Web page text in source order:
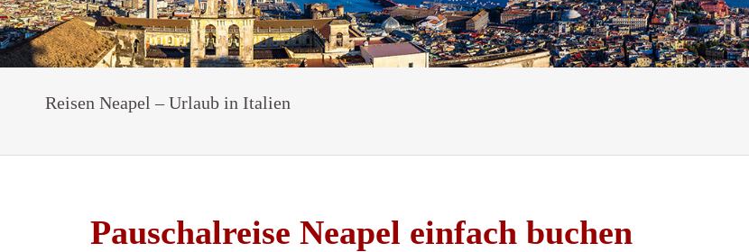
Reisen Neapel – Urlaub in Italien
Pauschalreise Neapel einfach buchen